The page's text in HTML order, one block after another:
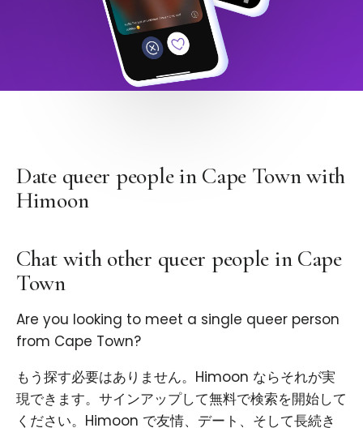
Date queer people in Cape Town with
Himoon
Chat with other queer people in Cape
Town
Are you looking to meet a single queer person
from Cape Town?
もう探す必要はありません。Himoon ならそれが実
現できます。サインアップして無料で検索を開始して
ください。Himoon で友情、デート、そして長続き